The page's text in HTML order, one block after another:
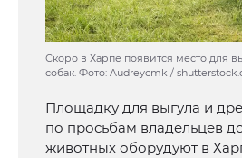
Скоро в Харпе появится место для
собак. Фото: Audreycmk /
Площадку для выгула и
по просьбам владельцев
животных оборудуют в